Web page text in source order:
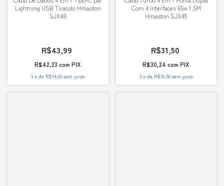
Lightning USB Tiracolo Hmaston
SJX48
R$43,99
R$42,23com PIX
3 xde R$14,66 sem juros
Com 4 Interfaces 65w 1,5M
Hmaston SJX49
R$31,50
R$30,24com PIX
3 x de R$10,50 sem juros